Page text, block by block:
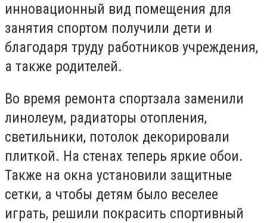
инновационный вид помещения для
занятия спортом получили дети и
благодаря труду работников учреждения,
а также родителей.
Во время ремонта спортзала заменили
линолеум, радиаторы отопления,
светильники, потолок декорировали
плиткой. На стенах теперь яркие обои.
Также на окна установили защитные
сетки, а чтобы детям было веселее
играть, решили покрасить спортивный